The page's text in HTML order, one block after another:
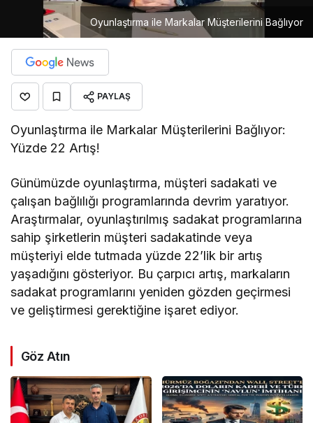
Oyunlaştırma ile Markalar Müşterilerini Bağlıyor
PAYLAŞ
Oyunlaştırma ile Markalar Müşterilerini Bağlıyor:
Yüzde 22 Artış!
Günümüzde oyunlaştırma, müşteri sadakati ve
çalışan bağlılığı programlarında devrim yaratıyor.
Araştırmalar, oyunlaştırılmış sadakat programlarına
sahip şirketlerin müşteri sadakatinde veya
müşteriyi elde tutmada yüzde 22’lik bir artış
yaşadığını gösteriyor. Bu çarpıcı artış, markaların
sadakat programlarını yeniden gözden geçirmesi
ve geliştirmesi gerektiğine işaret ediyor.
Göz Atın